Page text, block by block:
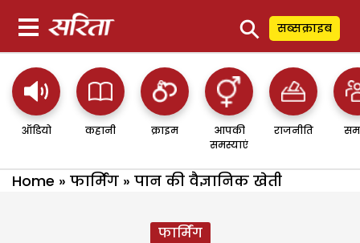
⚲ सब्सक्राइब
ऑडियो कहानी क्राइम
आपकी
समस्याएं
राजनीति
Home » फार्मिंग » पान की वैज्ञानिक खेती
फार्मिंग